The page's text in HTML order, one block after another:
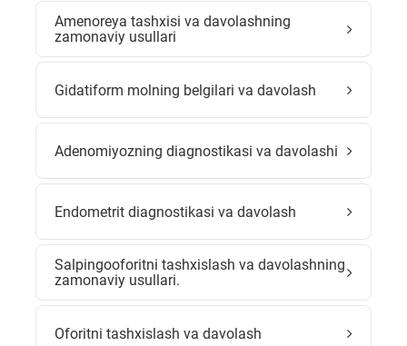
Amenoreya tashxisi va davolashning
zamonaviy usullari
Gidatiform molning belgilari va davolash
Adenomiyozning diagnostikasi va davolashi
Endometrit diagnostikasi va davolash
Salpingooforitni tashxislash va davolashning
zamonaviy usullari.
Oforitni tashxislash va davolash